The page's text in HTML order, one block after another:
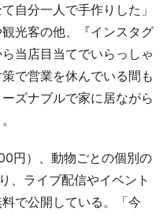
自分一人で手作りした」
光客の他、『インスタグ
当店目当てでいらっしゃ
で営業を休んでいる間も
ズナブルで家に居ながら
円）、動物ごとの個別の
、ライブ配信やイベント
で公開している。「今